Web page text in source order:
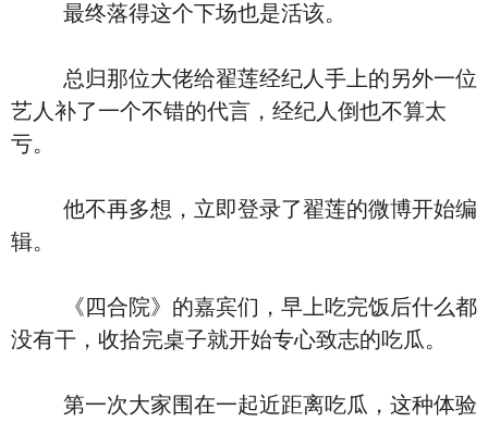
最终落得这个下场也是活该。
总归那位大佬给翟莲经纪人手上的另外一位
艺人补了一个不错的代言，经纪人倒也不算太
亏。
他不再多想，立即登录了翟莲的微博开始编
辑。
《四合院》的嘉宾们，早上吃完饭后什么都
没有干，收拾完桌子就开始专心致志的吃瓜。
第一次大家围在一起近距离吃瓜，这种体验